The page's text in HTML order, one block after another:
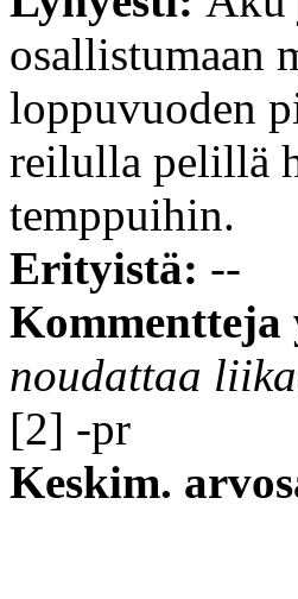
osallistumaan
loppuvuoden
reilulla pelillä
temppuihin.
Erityistä: --
Kommentteja
noudattaa
[2] -pr
Keskim.